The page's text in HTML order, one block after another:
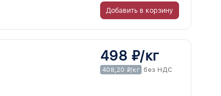
Добавить в корзину
498 ₽/кг
408,20 ₽/кг без НДС